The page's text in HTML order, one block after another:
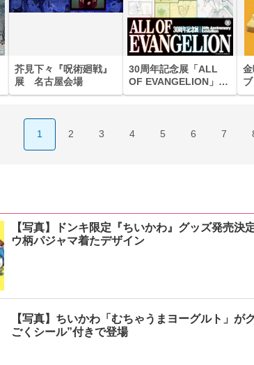
芥見下々『呪術廻戦』
展 名古屋会場
30周年記念展「ALL
OF EVANGELION」
（盛岡）
1 2 3 4 5 6 7
【写真】ドンキ限定『ちいかわ』グッズ発売
ウ柄パジャマ着たデザイン
【写真】ちいかわ「むちゃうまヨーグルト」
ごくシール”付きで登場
クの衣装がステ
【大胆カット満載】